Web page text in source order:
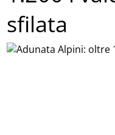
sfilata